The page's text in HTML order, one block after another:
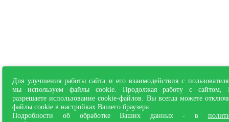
Для улучшения работы сайта и его взаимодействия с
мы используем файлы cookie. Продолжая работу с сайтом,
разрешаете использование cookie-файлов. Вы всегда можете
файлы cookie в настройках Вашего браузера.
Подробности об обработке Ваших данных - в